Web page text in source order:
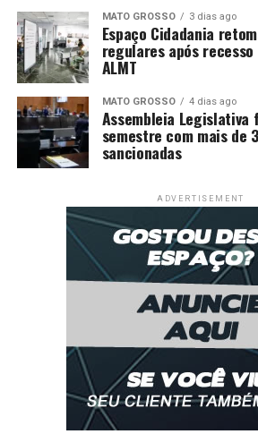
MATO GROSSO 3 dias ago
Espaço Cidadania
regulares após
ALMT
MATO GROSSO 4 dias ago
Assembleia Legislativa
semestre com mais de
sancionadas
ADVERTISEMENT